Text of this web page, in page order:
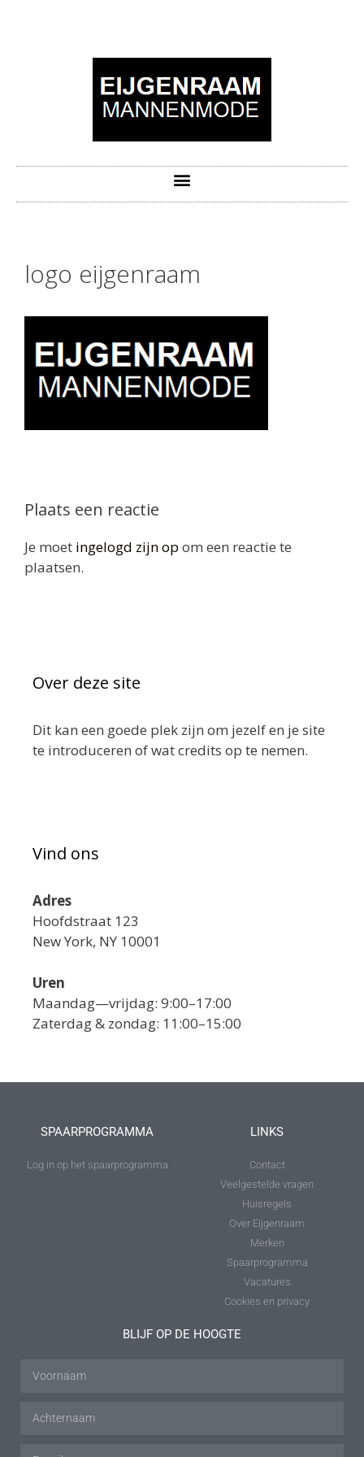
logo eijgenraam
Plaats een reactie
Je moet ingelogd zijn op om een reactie te
plaatsen.
Over deze site
Dit kan een goede plek zijn om jezelf en je site
te introduceren of wat credits op te nemen.
Vind ons
Adres
Hoofdstraat 123
New York, NY 10001
Uren
Maandag—vrijdag: 9:00–17:00
Zaterdag & zondag: 11:00–15:00
SPAARPROGRAMMA
Log in op het spaarprogramma
LINKS
Contact
Veelgestelde vragen
Huisregels
Over Eijgenraam
Merken
Spaarprogramma
Vacatures
Cookies en privacy
BLIJF OP DE HOOGTE